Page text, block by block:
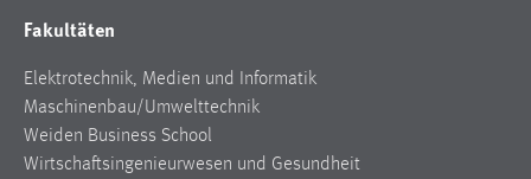
Fakultäten
Elektrotechnik, Medien und Informatik
Maschinenbau/Umwelttechnik
Weiden Business School
Wirtschaftsingenieurwesen und Gesundheit